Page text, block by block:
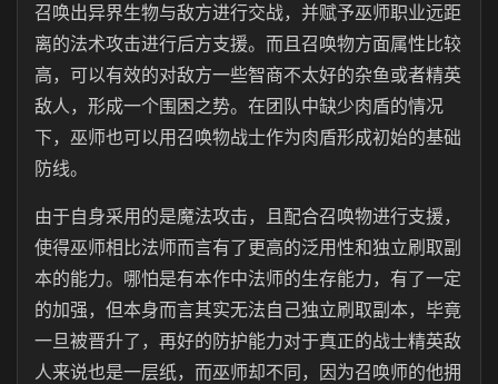
召唤出异界生物与敌方进行交战，并赋予巫师职业远距
离的法术攻击进行后方支援。而且召唤物方面属性比较
高，可以有效的对敌方一些智商不太好的杂鱼或者精英
敌人，形成一个围困之势。在团队中缺少肉盾的情况
下，巫师也可以用召唤物战士作为肉盾形成初始的基础
防线。
由于自身采用的是魔法攻击，且配合召唤物进行支援，
使得巫师相比法师而言有了更高的泛用性和独立刷取副
本的能力。哪怕是有本作中法师的生存能力，有了一定
的加强，但本身而言其实无法自己独立刷取副本，毕竟
一旦被晋升了，再好的防护能力对于真正的战士精英敌
人来说也是一层纸，而巫师却不同，因为召唤师的他拥